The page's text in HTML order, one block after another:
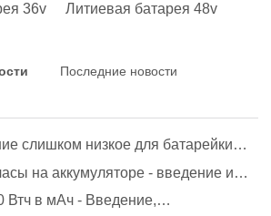
36v
Литиевая батарея 48v
Последние новости
слишком низкое для батарейки
на аккумуляторе - введение и
Втч в мАч - Введение,